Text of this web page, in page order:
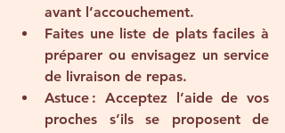
avant l’accouchement.
Faites une liste de plats faciles à
préparer ou envisagez un service
de livraison de repas.
Astuce : Acceptez l’aide de vos
proches s’ils se proposent de